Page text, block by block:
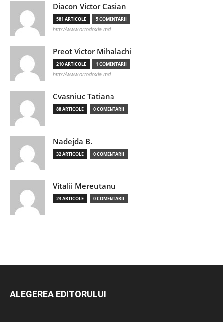
Diacon Victor Casian
581 ARTICOLE 5 COMENTARII
http://www.ortodoxia.md
Preot Victor Mihalachi
210 ARTICOLE 1 COMENTARII
http://www.ortodoxia.md
Cvasniuc Tatiana
88 ARTICOLE 0 COMENTARII
Nadejda B.
32 ARTICOLE 0 COMENTARII
Vitalii Mereutanu
23 ARTICOLE 0 COMENTARII
ALEGEREA EDITORULUI